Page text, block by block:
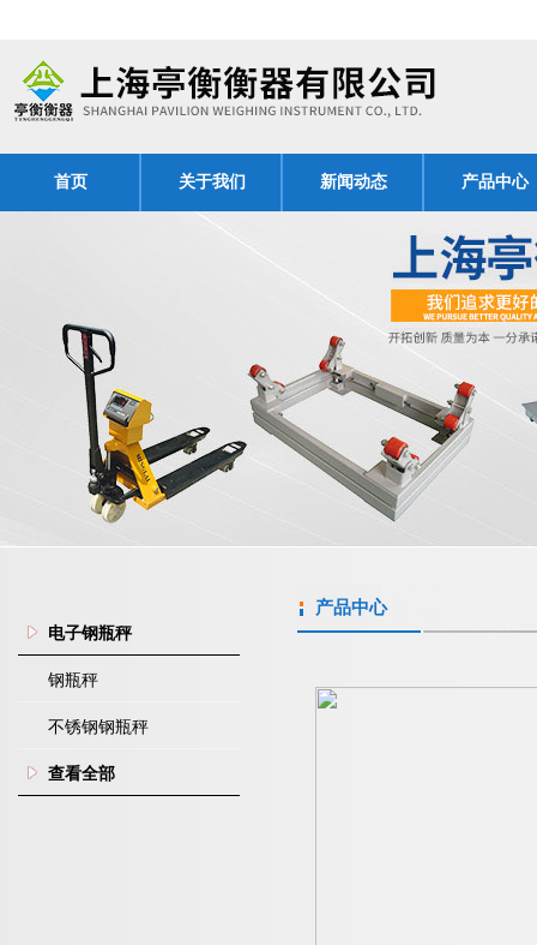
首页 关于我们 新闻动态 产品中心
电子钢瓶秤
钢瓶秤
不锈钢钢瓶秤
查看全部
产品中心